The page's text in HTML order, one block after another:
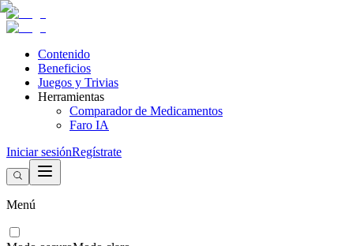
Contenido
Beneficios
Juegos y Trivias
Herramientas
Comparador de Medicamentos
Faro IA
Iniciar sesiónRegístrate
Menú